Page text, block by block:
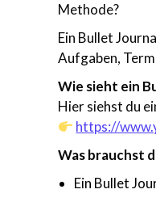
Methode?
Ein Bullet
Aufgaben,
Wie sieht ein
Hier siehst du
https://
Was brauchst
Ein Bullet